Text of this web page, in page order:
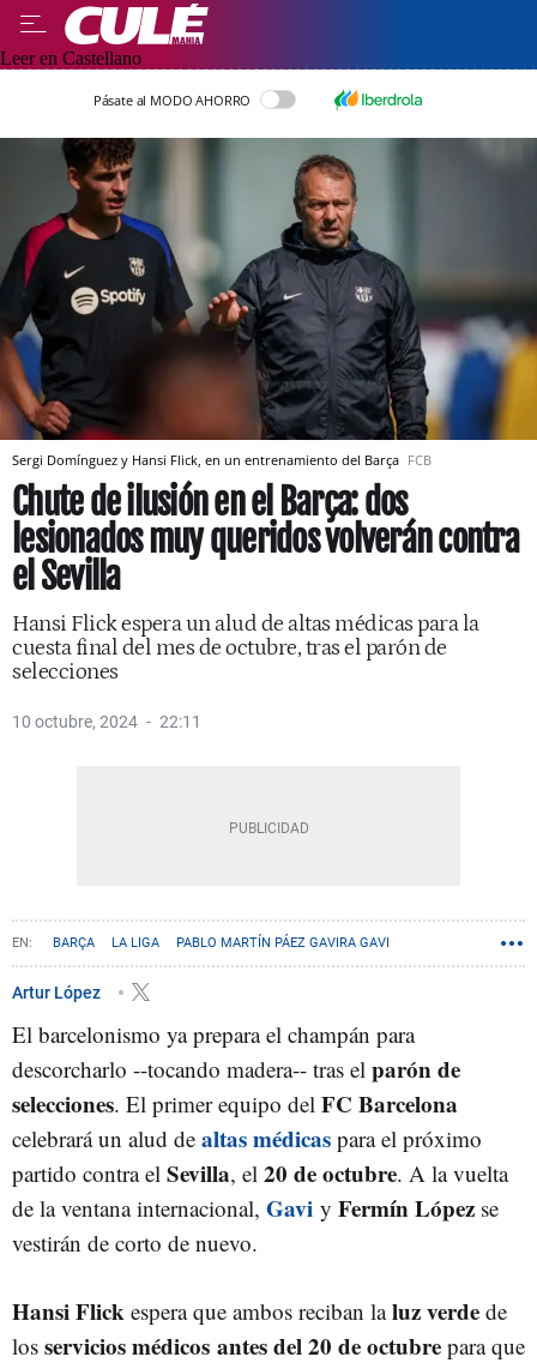
Leer en Castellano
Pásate al MODO AHORRO
Sergi Domínguez y Hansi Flick, en un entrenamiento del Barça FCB
Chute de ilusión en el Barça: dos
lesionados muy queridos volverán contra
el Sevilla
Hansi Flick espera un alud de altas médicas para la
cuesta final del mes de octubre, tras el parón de
selecciones
10 octubre, 2024 22:11
BARÇA LA LIGA PABLO MARTÍN PÁEZ GAVIRA GAVI
FERMÍN LÓPEZ
Artur López
El barcelonismo ya prepara el champán para
descorcharlo --tocando madera-- tras el parón de
selecciones. El primer equipo del FC Barcelona
celebrará un alud de altas médicas para el próximo
partido contra el Sevilla, el 20 de octubre. A la vuelta
de la ventana internacional, Gavi y Fermín López se
vestirán de corto de nuevo.
Hansi Flick espera que ambos reciban laluz verde de
los servicios médicos antes del 20 de octubre para que